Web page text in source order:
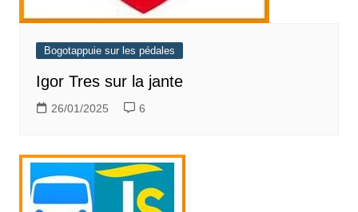
Bogotappuie sur les pédales
Igor Tres sur la jante
26/01/2025 6